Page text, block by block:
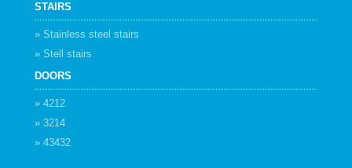
STAIRS
» Stainless steel stairs
» Stell stairs
DOORS
» 4212
» 3214
» 43432